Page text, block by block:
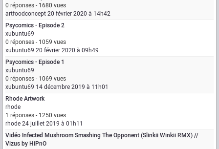
0 réponses - 1680 vues
artfoodconcept20 février 2020 à 14h42
Psycomics - Episode 2
xubuntu69
0 réponses - 1059 vues
xubuntu69 20 février 2020 à 09h49
Psycomics - Episode 1
xubuntu69
0 réponses - 1069 vues
xubuntu69 14 décembre 2019 à 11h01
Rhode Artwork
rhode
1 réponses - 1250 vues
rhode24 juillet 2019 à 01h11
Vidéo Infected Mushroom Smashing The Opponent (Slinkii Winkii RMX) //
Vizus by HiPnO